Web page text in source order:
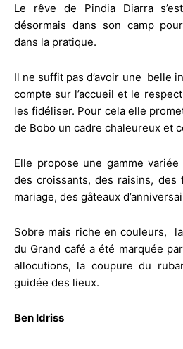
Le rêve de Pindia Diarra
désormais dans son camp
dans la pratique.
Il ne suffit pas d’avoir une belle
compte sur l’accueil et le
les fidéliser. Pour cela elle
de Bobo un cadre chaleureux et
Elle propose une gamme
des croissants, des raisins, des
mariage, des gâteaux
Sobre mais riche en couleurs,
du Grand café a été marquée
allocutions, la coupure du
guidée des lieux.
Ben Idriss